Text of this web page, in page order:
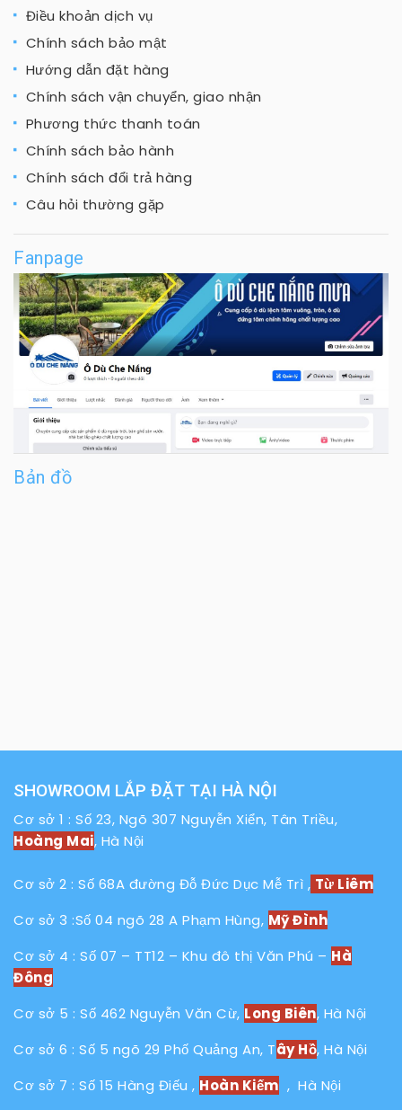
Điều khoản dịch vụ
Chính sách bảo mật
Hướng dẫn đặt hàng
Chính sách vận chuyển, giao nhận
Phương thức thanh toán
Chính sách bảo hành
Chính sách đổi trả hàng
Câu hỏi thường gặp
Fanpage
Bản đồ
SHOWROOM LẮP ĐẶT TẠI HÀ NỘI
Cơ sở 1 : Số 23, Ngõ 307 Nguyễn Xiển, Tân Triều,
Hoàng Mai, Hà Nội
Cơ sở 2 : Số 68A đường Đỗ Đức Dục Mễ Trì , Từ Liêm
Cơ sở 3 :Số 04 ngõ 28 A Phạm Hùng, Mỹ Đình
Cơ sở 4 : Số 07 – TT12 – Khu đô thị Văn Phú – Hà
Đông
Cơ sở 5 : Số 462 Nguyễn Văn Cừ, Long Biên, Hà Nội
Cơ sở 6 : Số 5 ngõ 29 Phố Quảng An, Tây Hồ, Hà Nội
Cơ sở 7 : Số 15 Hàng Điếu , Hoàn Kiếm , Hà Nội